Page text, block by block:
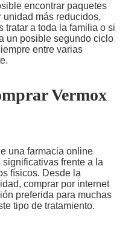
encontrar paquetes
unidad más reducidos,
tratar a toda la familia o si
un posible segundo ciclo
entre varias
Vermox
una farmacia online
frente a la
físicos. Desde la
comprar por internet
preferida para muchas
tipo de tratamiento.